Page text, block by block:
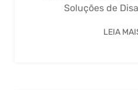
Soluções de
LEIA